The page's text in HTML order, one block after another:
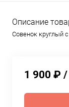
Описание
Совенок круглый
1 900 ₽ /